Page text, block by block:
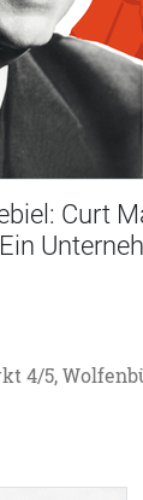
Curt
4/5,